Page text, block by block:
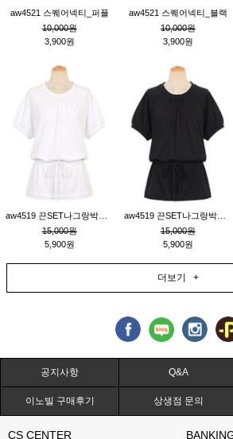
aw4521 스퀘어넥티_퍼플
10,000원
3,900원
aw4521 스퀘어넥티_블랙
10,000원
3,900원
15,000원
5,900원
15,000원
5,900원
더보기 +
공지사항 Q&A
이노빌 구매후기 상생점 문의
CS CENTER